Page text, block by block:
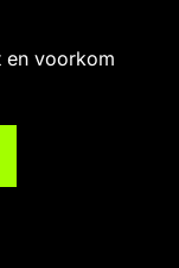
en voorkom